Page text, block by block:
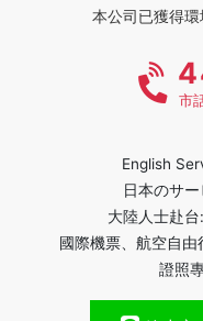
本公司已獲得
市
English
日本のサ
大陸人士赴台:
國際機票、航空自
證照